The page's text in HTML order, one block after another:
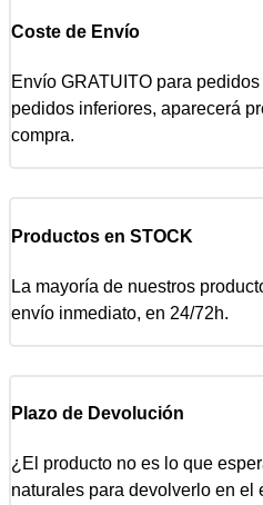
Coste de Envío
Envío GRATUITO para
pedidos inferiores, aparecerá
compra.
Productos en STOCK
La mayoría de nuestros
envío inmediato, en 24/72h.
Plazo de Devolución
¿El producto no es lo que
naturales para devolverlo en el